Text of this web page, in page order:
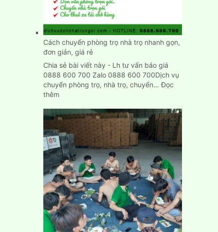
trạch
nhanh
chính
xác
Cách chuyển phòng trọ nhà trọ nhanh gọn,
đơn giản, giá rẻ
Chia sẻ bài viết này - Lh tư vấn báo giá
0888 600 700 Zalo 0888 600 700Dịch vụ
chuyển phòng trọ, nhà trọ, chuyển…Đọc
thêm:
chuyển
phòng
trọ
nhà
trọ
nhanh
gọn,
đơn
giản,
giá
rẻ